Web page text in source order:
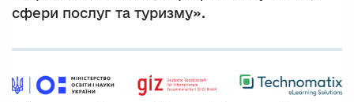
сфери послуг та туризму».